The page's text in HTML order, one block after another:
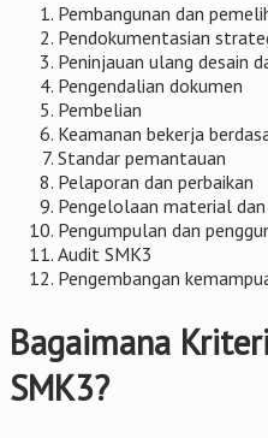
Pembangunan dan
Pendokumentasian
Peninjauan ulang desain
Pengendalian dokumen
Pembelian
Keamanan bekerja
Standar pemantauan
Pelaporan dan perbaikan
Pengelolaan material
Pengumpulan dan
Audit SMK3
Pengembangan
Bagaimana
SMK3?